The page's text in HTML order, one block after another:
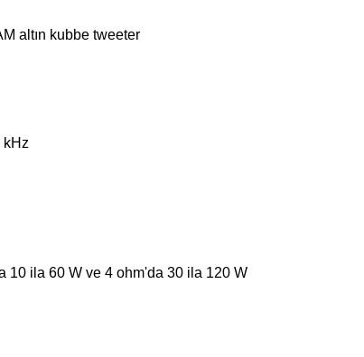
altın kubbe tweeter
kHz
10 ila 60 W ve 4 ohm'da 30 ila 120 W